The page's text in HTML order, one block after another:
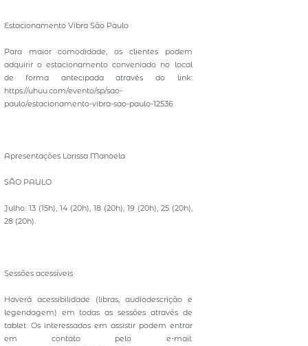
Estacionamento Vibra São Paulo
Para maior comodidade, os clientes podem
adquirir o estacionamento conveniado no local
de forma antecipada através do link:
https://uhuu.com/evento/sp/sao-
paulo/estacionamento-vibra-sao-paulo-12536
Apresentações Larissa Manoela
SÃO PAULO
Julho: 13 (15h), 14 (20h), 18 (20h), 19 (20h), 25 (20h),
28 (20h).
Sessões acessíveis
Haverá acessibilidade (libras, audiodescrição e
legendagem) em todas as sessões através de
tablet. Os interessados em assistir podem entrar
em contato pelo e-mail: